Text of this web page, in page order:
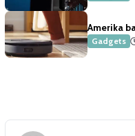
Amerika
Gadgets